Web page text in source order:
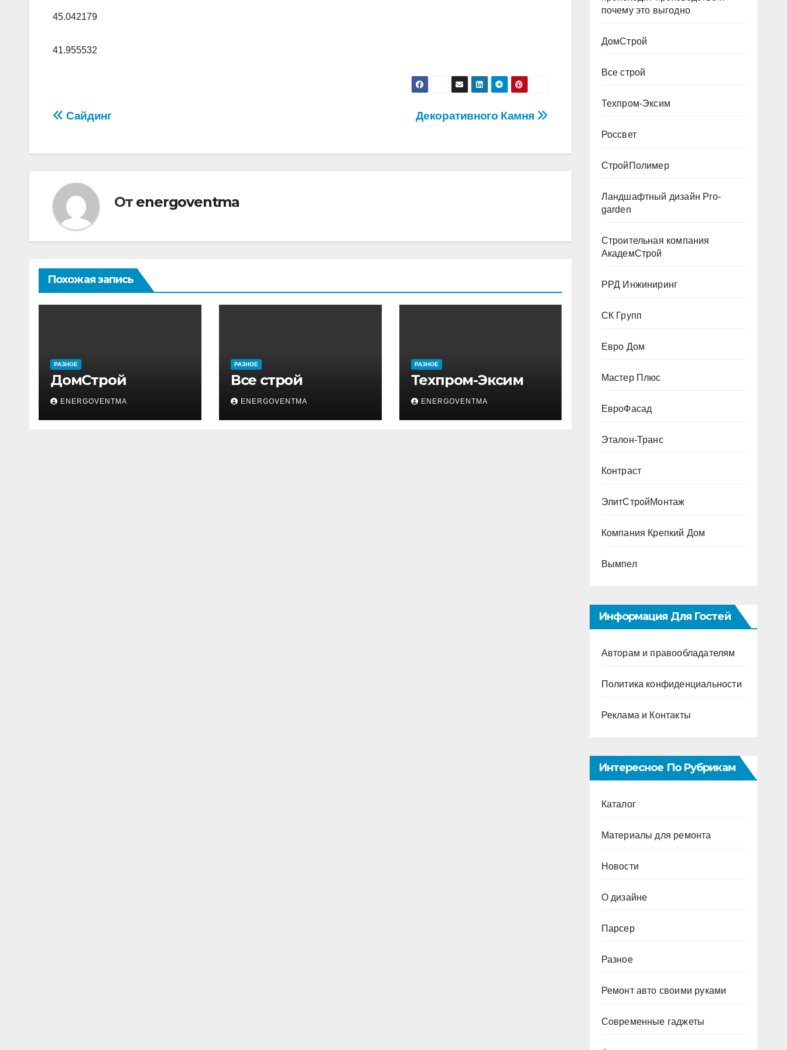
45.042179
41.955532
Навигация
Декоративного Камня
Сайдинг
От energoventma
Похожая запись
РАЗНОЕ
ДомСтрой
ENERGOVENTMA
РАЗНОЕ
Все строй
ENERGOVENTMA
РАЗНОЕ
Техпром-Эксим
ENERGOVENTMA
почему это выгодно
ДомСтрой
Все строй
Техпром-Эксим
Россвет
СтройПолимер
Ландшафтный дизайн Pro-
garden
Строительная компания
АкадемСтрой
РРД Инжиниринг
СК Групп
Евро Дом
Мастер Плюс
ЕвроФасад
Эталон-Транс
Контраст
ЭлитСтройМонтаж
Компания Крепкий Дом
Вымпел
Информация Для Гостей
Авторам и правообладателям
Политика конфиденциальности
Реклама и Контакты
Интересное По Рубрикам
Каталог
Материалы для ремонта
Новости
О дизайне
Парсер
Разное
Ремонт авто своими руками
Современные гаджеты